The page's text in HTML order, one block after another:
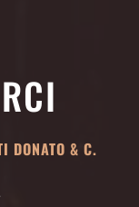
DONATO & C.